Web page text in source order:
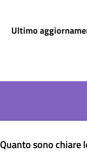
Ultimo
Quanto sono chiare